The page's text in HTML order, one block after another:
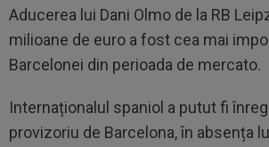
Aducerea lui Dani Olmo de la RB
milioane de euro a fost cea mai
Barcelonei din perioada de mercato.
Internaționalul spaniol a putut fi
provizoriu de Barcelona, în absența